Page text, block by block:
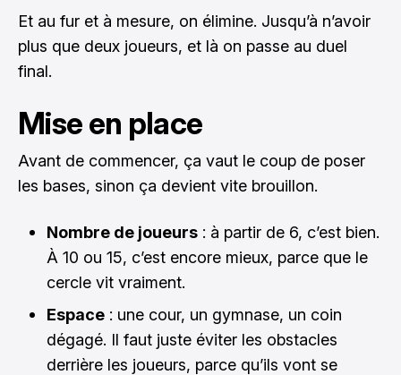
Et au fur et à mesure, on élimine. Jusqu’à n’avoir
plus que deux joueurs, et là on passe au duel
final.
Mise en place
Avant de commencer, ça vaut le coup de poser
les bases, sinon ça devient vite brouillon.
Nombre de joueurs : à partir de 6, c’est bien.
À 10 ou 15, c’est encore mieux, parce que le
cercle vit vraiment.
Espace : une cour, un gymnase, un coin
dégagé. Il faut juste éviter les obstacles
derrière les joueurs, parce qu’ils vont se